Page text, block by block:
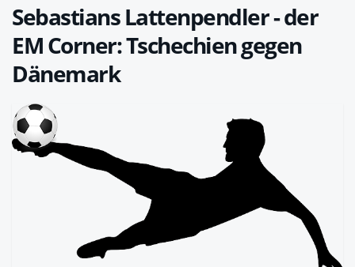
Sebastians Lattenpendler - der
EM Corner: Tschechien gegen
Dänemark